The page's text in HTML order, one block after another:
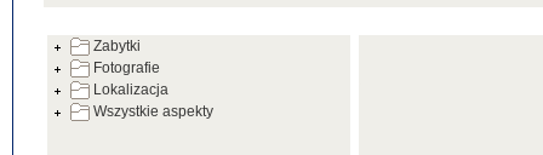
Kartoteka Warsztatów
Kartoteka Zabytków
Zabytki
Fotografie
Lokalizacja
Wszystkie aspekty